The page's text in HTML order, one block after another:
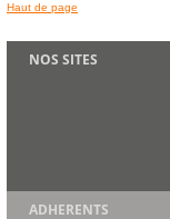
Haut de page
NOS SITES
ADHERENTS